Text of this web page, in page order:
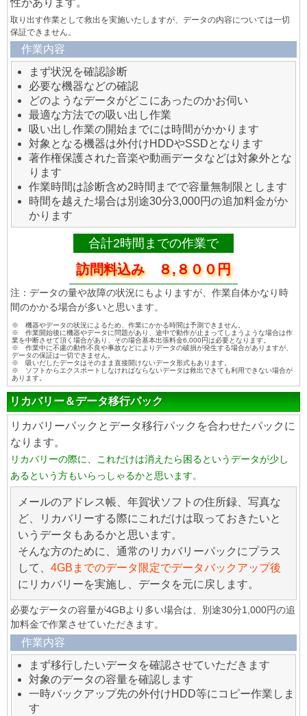
性があります。
取り出す作業として救出を実施いたしますが、データの内容については一切
保証できません。
作業内容
まず状況を確認診断
必要な機器などの確認
どのようなデータがどこにあったのかお伺い
最適な方法での吸い出し作業
吸い出し作業の開始までには時間がかかります
対象となる機器は外付けHDDやSSDとなります
著作権保護された音楽や動画データなどは対象外とな
ります
作業時間は診断含め2時間までで容量無制限とします
時間を越えた場合は別途30分3,000円の追加料金がか
かります
合計2時間までの作業で
訪問料込み ８,８００円
注：データの量や故障の状況にもよりますが、作業自体かなり時
間のかかる場合が多いと思います。
※ 機器やデータの状況によるため、作業にかかる時間は予測できません。
※ 作業開始後に機器やデータに問題があり、途中で動作が止まってしまうような場合は作
業を中断させて頂く場合があり、その場合基本出張料金6,000円は必要となります。
※ 作業中に不慮の動作不良や事故などによりデータの破損が発生する場合がありますが、
データの保証は一切できません。
※ 吸いだしたデータはそのまま直接開けないデータ形式もあります。
※ ソフトからエクスポートしなければならないデータは救出できても利用できない場合が
あります。
リカバリー＆データ移行パック
リカバリーパックとデータ移行パックを合わせたパックに
なります。
リカバリーの際に、これだけは消えたら困るというデータが少し
あるという方もいらっしゃるかと思います。
メールのアドレス帳、年賀状ソフトの住所録、写真な
ど、リカバリーする際にこれだけは取っておきたいと
いうデータもあるかと思います。
そんな方のために、通常のリカバリーパックにプラス
して、 4GBまでのデータ限定でデータバックアップ後
にリカバリーを実施し、データを元に戻します。
必要なデータの容量が4GBより多い場合は、別途30分1,000円の追
加料金で作業させていただきます。
作業内容
まず移行したいデータを確認させていただきます
対象のデータの容量を確認します
一時バックアップ先の外付けHDD等にコピー作業しま
す